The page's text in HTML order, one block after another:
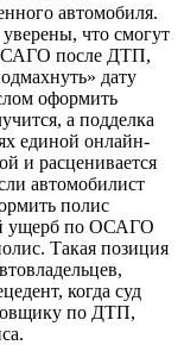
автомобиля.
что смогут
после ДТП,
дату
оформить
а подделка
единой онлайн-
и расценивается
автомобилист
полис
ущерб по ОСАГО
Такая позиция
когда суд
по ДТП,